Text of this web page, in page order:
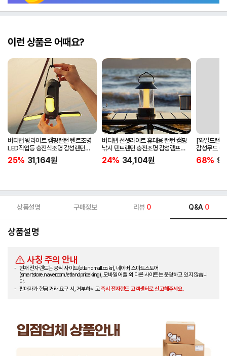
이런 상품은 어때요?
버티탭 윙라이트 캠핑랜턴 텐트조명
LED작업등 충전식조명 감성랜턴
충전식 감성램프
25% 31,164원
버티탭 선셋라이트 휴대용 랜턴 캠핑
낚시 텐트랜턴 충전조명 감성램프
감성캠핑 야외 무드등
24% 34,104원
[와일드랜드
감성무드 캠
68%
상품설명 구매정보 리뷰 0 Q&A 0
상품설명
사칭 주의 안내
현재 전자랜드는 공식 사이트(etlandmall.co.kr), 네이버 스마트스토어
(smartstore.naver.com/etlandpriceking), 모바일 어플 외 다른 사이트는 운영하고 있지 않습니
다.
판매자가 현금 거래 요구 시, 거부하시고즉시 전자랜드 고객센터로 신고해주세요.